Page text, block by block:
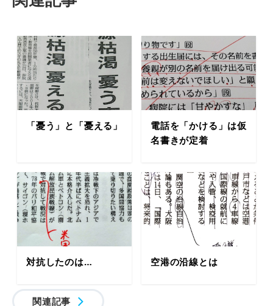
「憂う」と「憂える」
電話を「かける」は仮
名書きが定着
対抗したのは… 空港の沿線とは
関連記事